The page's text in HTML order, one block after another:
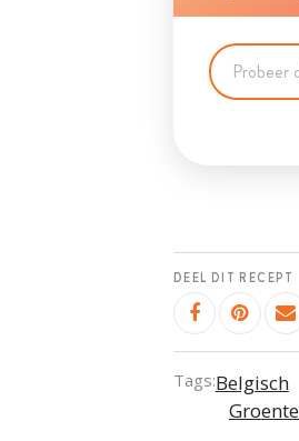
DEEL DIT RECEPT
Tags:Belgisch